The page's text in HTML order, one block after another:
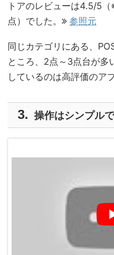
トアのレビューは4.5/5
点）でした。
参照元
同じカテゴリにある、
ところ、2点～3点台が多
しているのは高評価のア
操作はシンプル